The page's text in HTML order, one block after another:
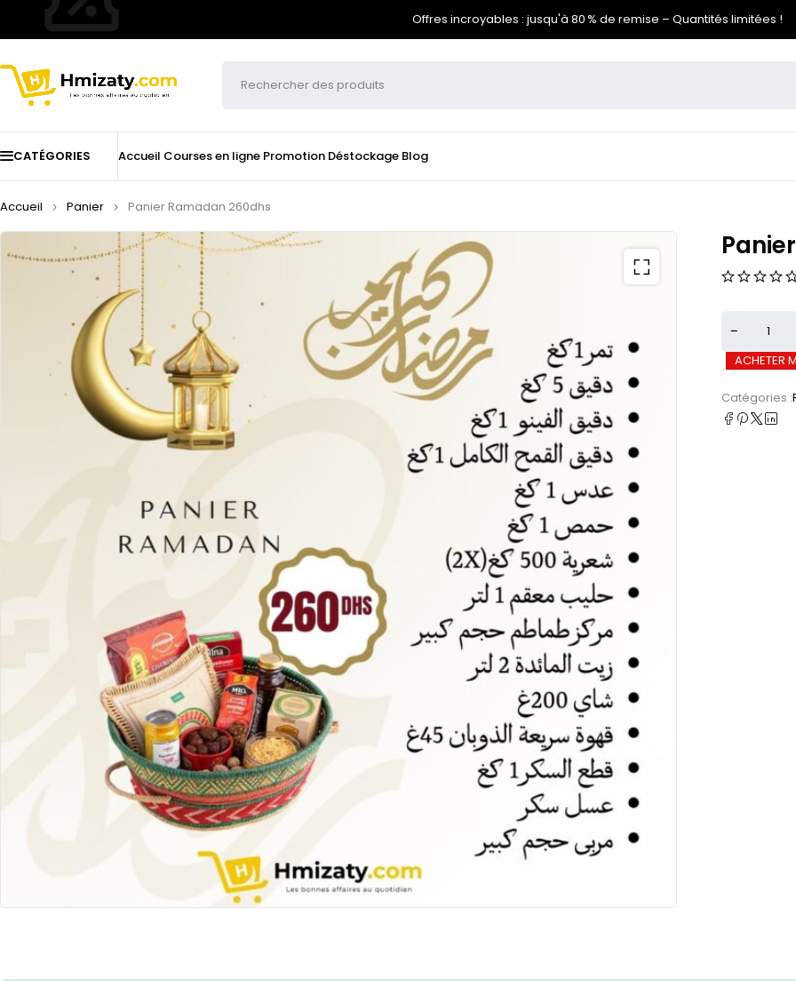
Offres incroyables : jusqu'à 80 % de remise – Quantités limitées !
CATÉGORIES Accueil Courses en ligne Promotion Déstockage Blog
Accueil Panier Panier Ramadan 260dhs
ACHETER
Catégories :